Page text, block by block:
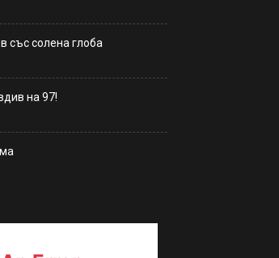
със солена глоба
на 97!